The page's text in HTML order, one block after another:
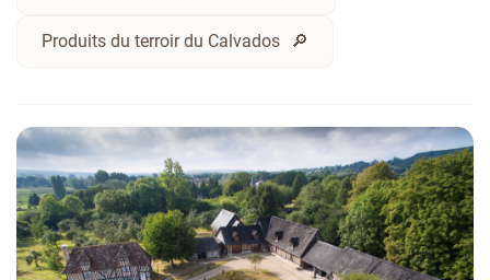
Produits du terroir du Calvados